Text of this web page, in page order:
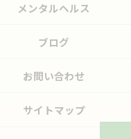
メンタルヘルス
ブログ
お問い合わせ
サイトマップ